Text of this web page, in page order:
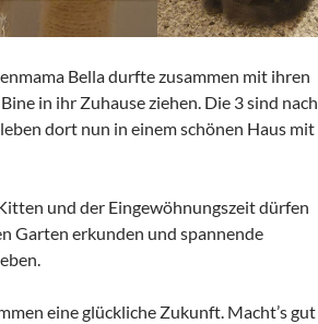
Bella durfte zusammen mit ihren
in ihr Zuhause ziehen. Die 3 sind nach
dort nun in einem schönen Haus mit
und der Eingewöhnungszeit dürfen
Garten erkunden und spannende
eine glückliche Zukunft. Macht’s gut